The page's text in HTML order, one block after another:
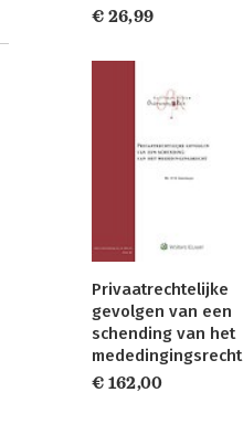
€ 26,99
Privaatrechtelijke
gevolgen van een
schending van het
mededingingsrecht
€ 162,00